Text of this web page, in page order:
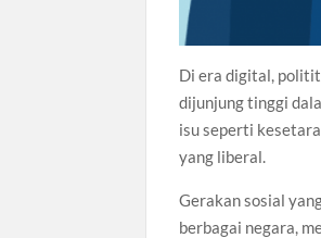
Di era digital,
dijunjung tinggi
isu seperti
yang liberal.
Gerakan sosial
berbagai negara,